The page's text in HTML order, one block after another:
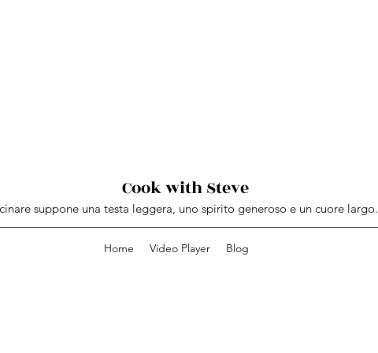
suppone una testa leggera, uno spirito generoso e un cuore largo.
Cook with Steve
Home Video Player Blog